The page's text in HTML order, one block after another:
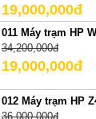
19,000,000đ
011 Máy trạm HP
34,200,000đ
19,000,000đ
012 Máy trạm HP
36,000,000đ